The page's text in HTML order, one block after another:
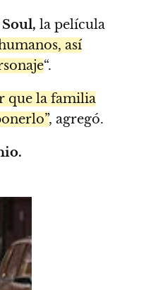
Soul, la película
así
“.
que la familia
, agregó.